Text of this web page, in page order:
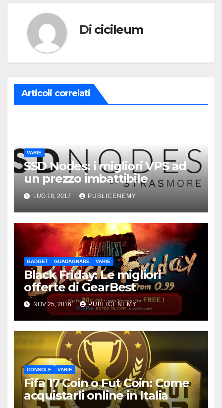
Di cicileum
Articoli correlati
VARIE
SSD Nodes: i migliori VPS ad
un prezzo imbattibile
LUG 18, 2017 PUBLICENEMY
GADGET GUADAGNARE VARIE
Black Friday: Le migliori
offerte di GearBest
NOV 25, 2016 PUBLICENEMY
CONSOLE VARIE
Fifa 17 Coin o Fut Coin: Come
acquistarli online in Italia